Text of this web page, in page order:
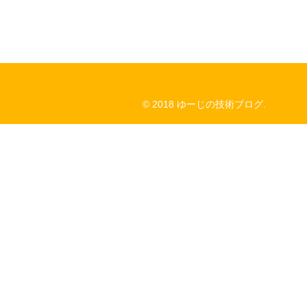
© 2018 ゆーじの技術ブログ.